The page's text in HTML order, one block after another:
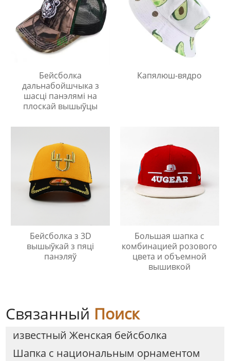
Бейсболка
дальнабойшчыка з
шасці панэлямі на
плоскай вышыўцы
Капялюш-вядро
Бейсболка з 3D
вышыўкай з пяці
панэляў
Большая шапка с
комбинацией розового
цвета и объемной
вышивкой
Связанный Поиск
известный Женская бейсболка
Шапка с национальным орнаментом